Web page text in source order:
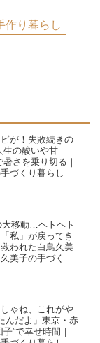
作り暮らし
が！失敗続きの
生の酸いや甘
さを乗り切る｜
づくり暮らし
大移動…ヘトヘト
私」が戻ってき
われた白鳥久美
美子の手づくり
ゃね、これがや
んだよ」東京・赤
”で幸せ時間｜